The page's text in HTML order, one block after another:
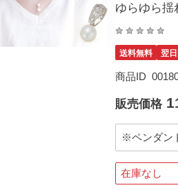
ゆらゆら揺
送料無料 翌
商品ID
販売価格
※ペンダン
在庫なし